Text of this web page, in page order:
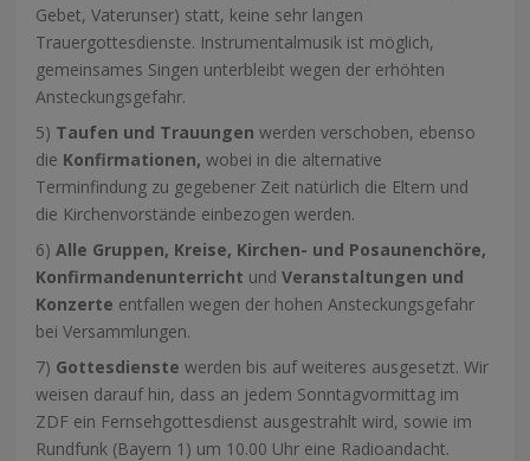
Gebet, Vaterunser) statt, keine sehr langen
Trauergottesdienste. Instrumentalmusik ist möglich,
gemeinsames Singen unterbleibt wegen der erhöhten
Ansteckungsgefahr.
5) Taufen und Trauungenwerden verschoben, ebenso
die Konfirmationen,wobei in die alternative
Terminfindung zu gegebener Zeit natürlich die Eltern und
die Kirchenvorstände einbezogen werden.
6)Alle Gruppen, Kreise, Kirchen- und Posaunenchöre,
Konfirmandenunterricht undVeranstaltungen und
Konzerte entfallen wegen der hohen Ansteckungsgefahr
bei Versammlungen.
7) Gottesdienstewerden bis auf weiteres ausgesetzt. Wir
weisen darauf hin, dass an jedem Sonntagvormittag im
ZDF ein Fernsehgottesdienst ausgestrahlt wird, sowie im
Rundfunk (Bayern 1) um 10.00 Uhr eine Radioandacht.